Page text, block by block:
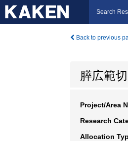
Search
Back to previous
膵広範
Project/Area
Research
Allocation